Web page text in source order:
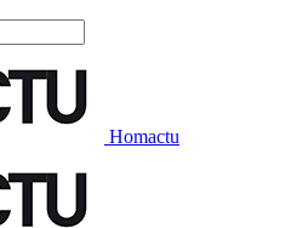
Homactu